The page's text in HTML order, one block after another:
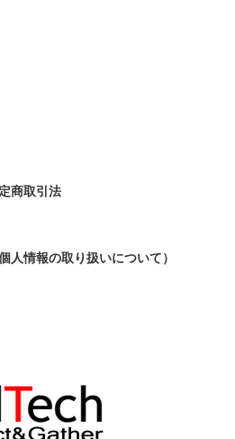
商取引法
人情報の取り扱いについて）